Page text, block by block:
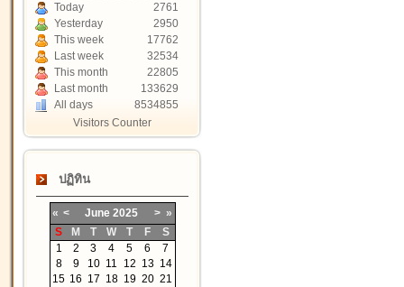
Today
2761
Yesterday
2950
This week
17762
Last week
32534
This month
22805
Last month
133629
All days
8534855
Visitors Counter
ปฏิทิน
« < June 2025 > »
S
M T W T F
S
1
2 3 4 5 6
7
8
9 10 11 12 13 14
15 16 17 18 19 20 21